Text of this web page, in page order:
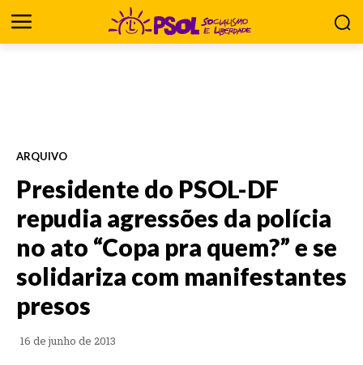
ARQUIVO
Presidente do PSOL-DF
repudia agressões da polícia
no ato “Copa pra quem?” e se
solidariza com manifestantes
presos
16 de junho de 2013